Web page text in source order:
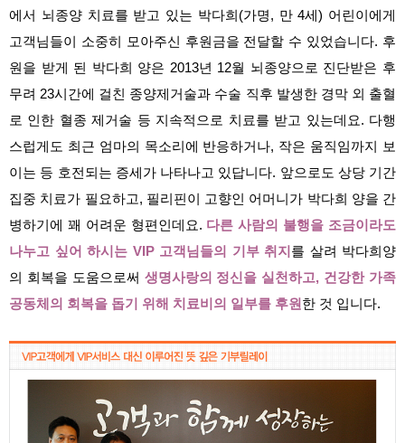
에서 뇌종양 치료를 받고 있는 박다희(가명, 만 4세) 어린이에게
고객님들이 소중히 모아주신 후원금을 전달할 수 있었습니다. 후
원을 받게 된 박다희 양은 2013년 12월 뇌종양으로 진단받은 후
무려 23시간에 걸친 종양제거술과 수술 직후 발생한 경막 외 출혈
로 인한 혈종 제거술 등 지속적으로 치료를 받고 있는데요. 다행
스럽게도 최근 엄마의 목소리에 반응하거나, 작은 움직임까지 보
이는 등 호전되는 증세가 나타나고 있답니다. 앞으로도 상당 기간
집중 치료가 필요하고, 필리핀이 고향인 어머니가 박다희 양을 간
병하기에 꽤 어려운 형편인데요. 다른 사람의 불행을 조금이라도
나누고 싶어 하시는 VIP 고객님들의 기부 취지 를 살려 박다희양
의 회복을 도움으로써 생명사랑의 정신을 실천하고, 건강한 가족
공동체의 회복을 돕기 위해 치료비의 일부를 후원 한 것 입니다.